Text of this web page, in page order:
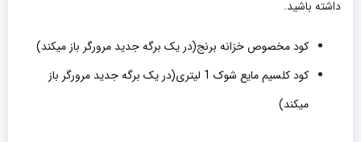
داشته باشید.
کود مخصوص خزانه برنج(در یک برگه جدید مرورگر باز میکند)
کود کلسیم مایع شوک 1 لیتری(در یک برگه جدید مرورگر باز
میکند)